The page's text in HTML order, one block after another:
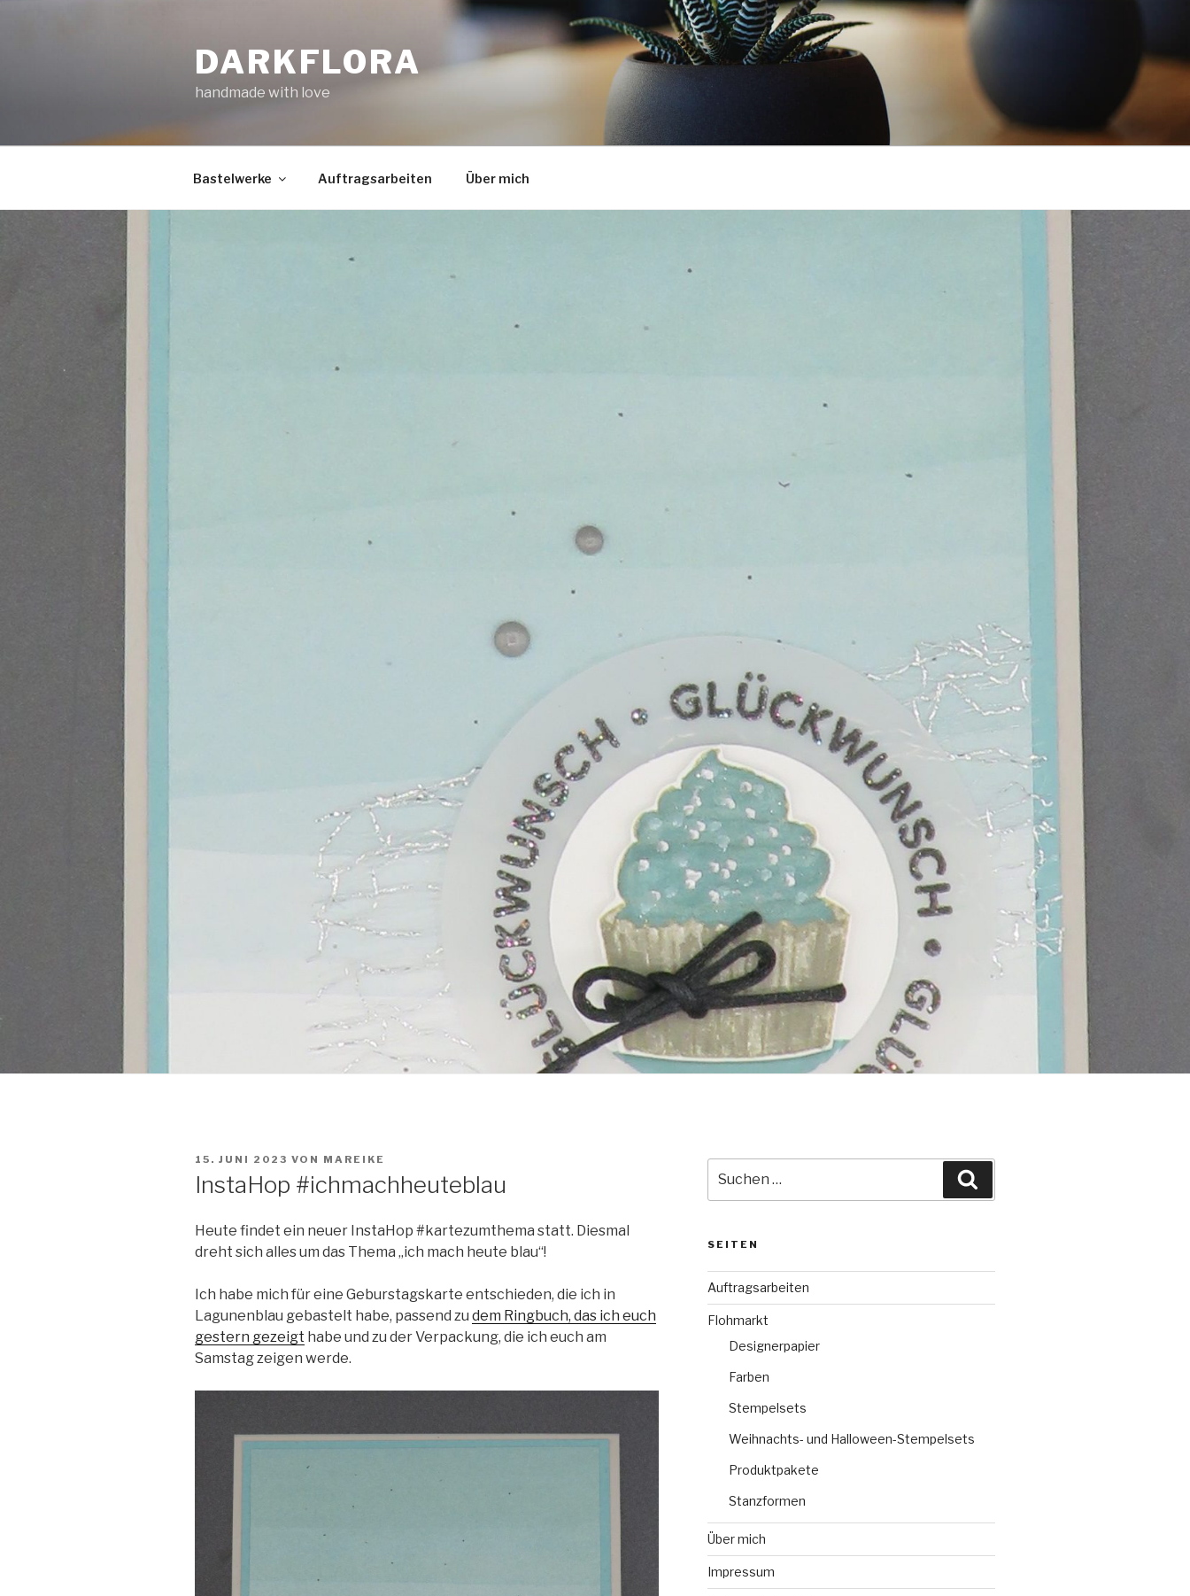
DARKFLORA
handmade with love
Bastelwerke Auftragsarbeiten Über mich
VERÖFFENTLICHT
15. JUNI 2023 VON MAREIKE
InstaHop #ichmachheuteblau
Heute findet ein neuer InstaHop #kartezumthema statt. Diesmal
dreht sich alles um das Thema „ich mach heute blau“!
Ich habe mich für eine Geburstagskarte entschieden, die ich in
Lagunenblau gebastelt habe, passend zu dem Ringbuch, das ich euch
gestern gezeigt habe und zu der Verpackung, die ich euch am
Samstag zeigen werde.
nach:
SEITEN
Auftragsarbeiten
Flohmarkt
Designerpapier
Farben
Stempelsets
Weihnachts- und Halloween-Stempelsets
Produktpakete
Stanzformen
Über mich
Impressum